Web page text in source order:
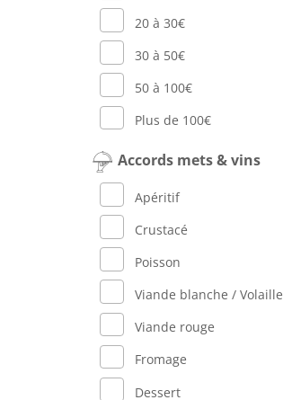
20 à 30€
30 à 50€
50 à 100€
Plus de 100€
Accords mets & vins
Apéritif
Crustacé
Poisson
Viande blanche / Volaille
Viande rouge
Fromage
Dessert